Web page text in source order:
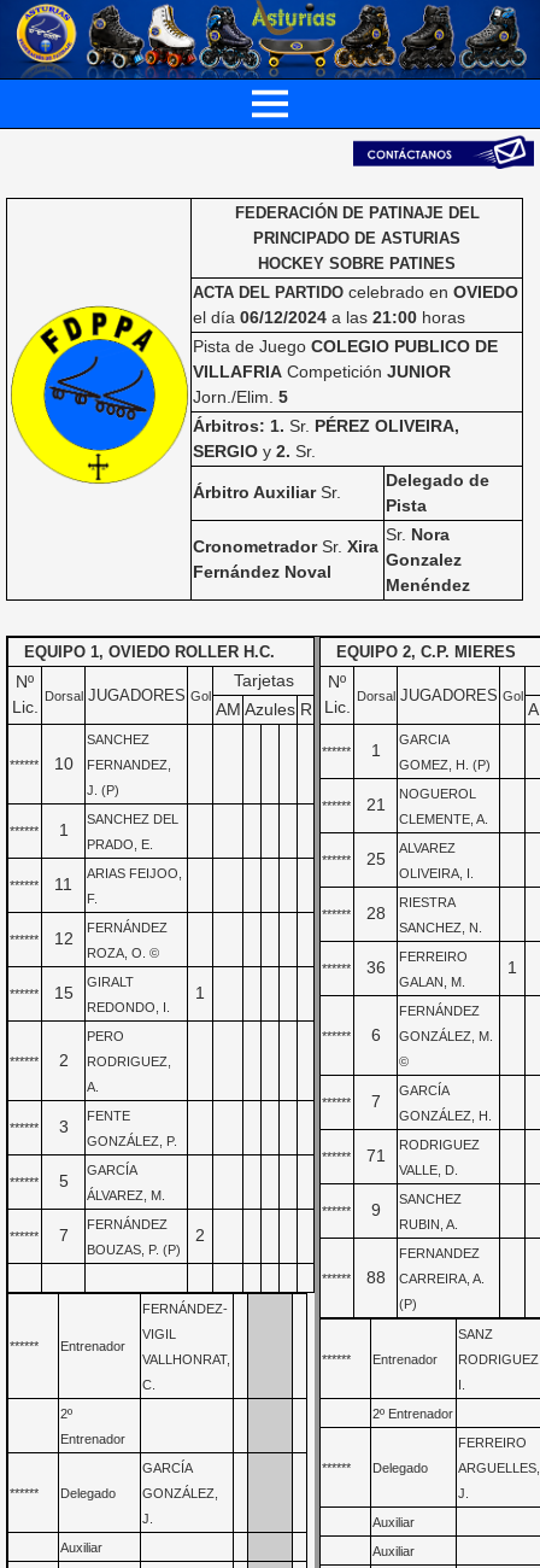
FEDERACIÓN DE PATINAJE DEL
PRINCIPADO DE ASTURIAS
HOCKEY SOBRE PATINES
ACTA DEL PARTIDO celebrado enOVIEDO
el día06/12/2024 a las21:00 horas
Pista de JuegoCOLEGIO PUBLICO DE
VILLAFRIA CompeticiónJUNIOR
Jorn./Elim.5
Árbitros: 1. Sr. PÉREZ OLIVEIRA,
SERGIO y2. Sr.
Árbitro AuxiliarSr.
Delegado de
Pista
CronometradorSr.Xira
Fernández Noval
Sr. Nora
Gonzalez
Menéndez
EQUIPO 1, OVIEDO ROLLER H.C.
Nº
Lic.
Dorsal JUGADORES Gol
Tarjetas
AM Azules R
****** 10
SANCHEZ
FERNANDEZ,
J. (P)
****** 1
SANCHEZ DEL
PRADO, E.
****** 11
ARIAS FEIJOO,
F.
****** 12
FERNÁNDEZ
ROZA, O. ©
****** 15
GIRALT
REDONDO, I.
1
****** 2
PERO
RODRIGUEZ,
A.
****** 3
FENTE
GONZÁLEZ, P.
****** 5
GARCÍA
ÁLVAREZ, M.
****** 7
FERNÁNDEZ
BOUZAS, P. (P)
2
****** Entrenador
FERNÁNDEZ-
VIGIL
VALLHONRAT,
C.
2º
Entrenador
****** Delegado
GARCÍA
GONZÁLEZ,
J.
Auxiliar
EQUIPO 2, C.P. MIERES
Nº
Lic.
Dorsal JUGADORES Gol
****** 1
GARCIA
GOMEZ, H. (P)
****** 21
NOGUEROL
CLEMENTE, A.
****** 25
ALVAREZ
OLIVEIRA, I.
****** 28
RIESTRA
SANCHEZ, N.
****** 36
FERREIRO
GALAN, M.
1
****** 6
FERNÁNDEZ
GONZÁLEZ, M.
©
****** 7
GARCÍA
GONZÁLEZ, H.
****** 71
RODRIGUEZ
VALLE, D.
****** 9
SANCHEZ
RUBIN, A.
****** 88
FERNANDEZ
CARREIRA, A.
(P)
****** Entrenador
SANZ
2º Entrenador
****** Delegado
FERREIRO
ARGUELLES,
J.
Auxiliar
Auxiliar